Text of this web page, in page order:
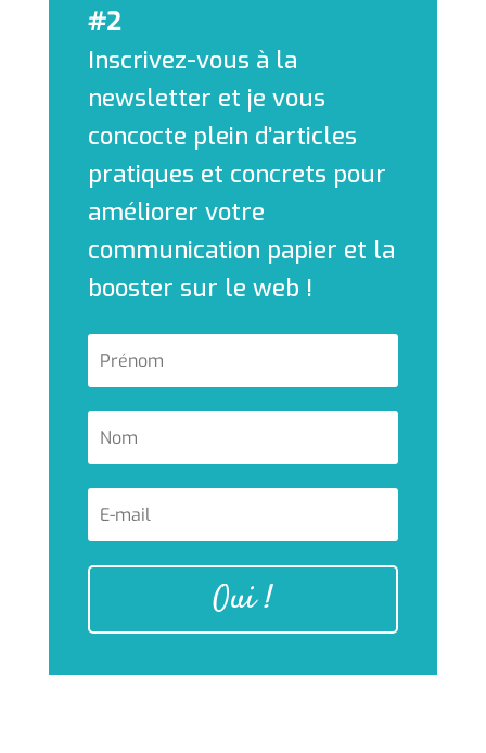
#2
Inscrivez-vous à la
newsletter et je vous
concocte plein d’articles
pratiques et concrets pour
améliorer votre
communication papier et la
booster sur le web !
Oui !